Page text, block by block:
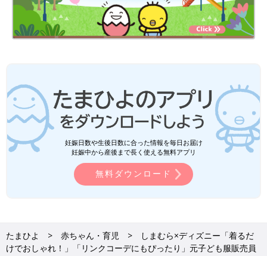
妊娠日数や生後日数に合った情報を毎日お届け
妊娠中から産後まで長く使える無料アプリ
無料ダウンロード
たまひよ 赤ちゃん・育児
しまむら×ディズニー「着るだ
けでおしゃれ！」「リンクコーデにもぴったり」元子ども服販売員